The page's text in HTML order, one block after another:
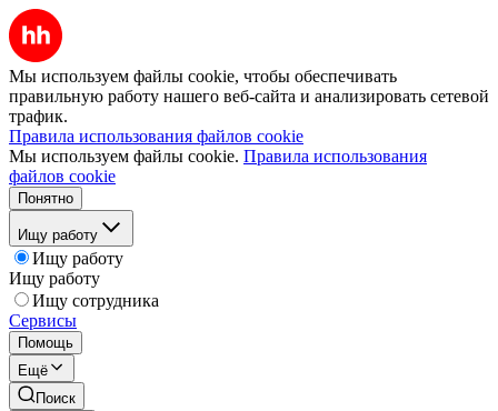
Мы используем файлы cookie, чтобы обеспечивать
правильную работу нашего веб-сайта и анализировать сетевой
трафик.
Правила использования файлов cookie
Мы используем файлы cookie. Правила использования
файлов cookie
Понятно
Ищу работу
Ищу работу
Ищу работу
Ищу сотрудника
Сервисы
Помощь
Ещё
Поиск